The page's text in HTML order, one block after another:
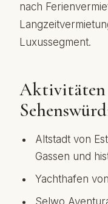
nach
Luxussegment.
Altstadt von
Gassen und
Yachthafen
Selwo